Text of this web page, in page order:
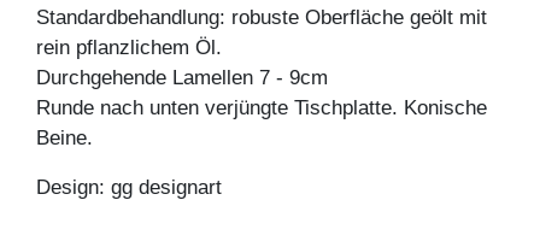
Standardbehandlung: robuste Oberfläche geölt mit
rein pflanzlichem Öl.
Durchgehende Lamellen 7 - 9cm
Runde nach unten verjüngte Tischplatte. Konische
Beine.
Design: gg designart